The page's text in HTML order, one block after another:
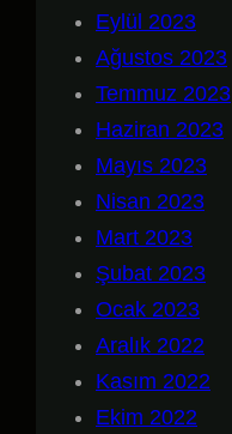
Eylül 2023
Ağustos 2023
Temmuz 2023
Haziran 2023
Mayıs 2023
Nisan 2023
Mart 2023
Şubat 2023
Ocak 2023
Aralık 2022
Kasım 2022
Ekim 2022